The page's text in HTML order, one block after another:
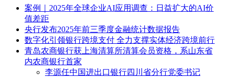
案例｜2025年全球企业AI应用调查：日益扩大的AI价
值差距
央行发布2025年前三季度金融统计数据报告
数字化引领银行跨境支付 全力支撑实体经济跨境前行
青岛农商银行获上海清算所清算会员资格，系山东省
内农商银行首家
李源任中国进出口银行四川省分行党委书记